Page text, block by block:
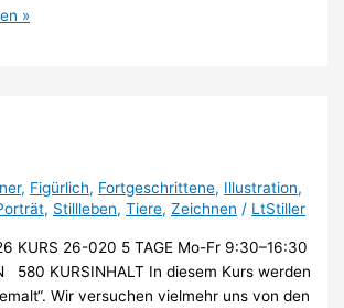
»
, Figürlich, Fortgeschrittene, Illustration,
, Stillleben,Tiere,Zeichnen / LtStiller
KURS 26-020 5 TAGE Mo-Fr 9:30–16:30
580 KURSINHALT In diesem Kurs werden
Wir versuchen vielmehr uns von den